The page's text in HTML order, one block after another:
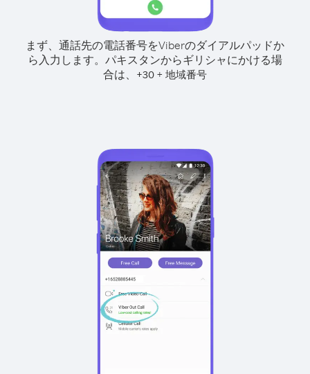
まず、通話先の電話番号をViberのダイアルパッドか
ら入力します。 パキスタンからギリシャにかける場
合は、 +30 + 地域番号